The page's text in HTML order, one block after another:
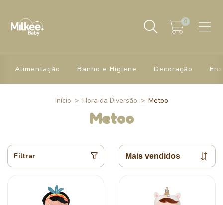
0
Alimentação Banho e Higiene Decoração
Início > Hora da Diversão > Metoo
Metoo
Filtrar